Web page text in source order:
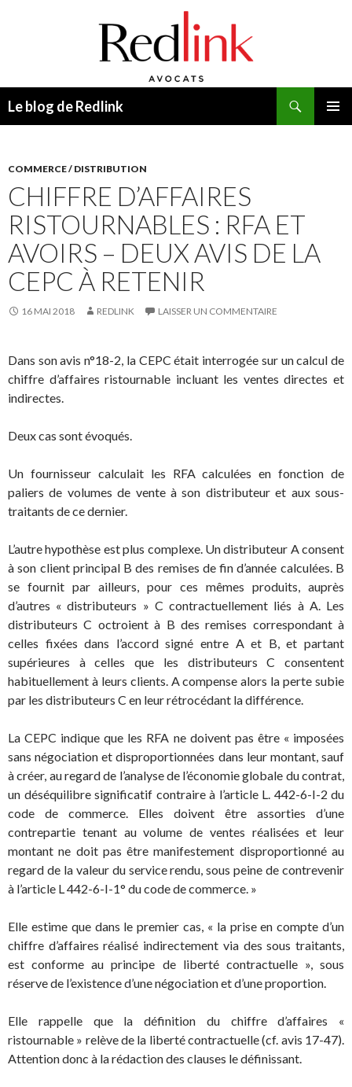
Le blog de Redlink
COMMERCE / DISTRIBUTION
CHIFFRE D’AFFAIRES
RISTOURNABLES : RFA ET
AVOIRS – DEUX AVIS DE LA
CEPC À RETENIR
16 MAI 2018 REDLINK LAISSER UN COMMENTAIRE
Dans son avis n°18-2, la CEPC était interrogée sur un calcul de
chiffre d’affaires ristournable incluant les ventes directes et
indirectes.
Deux cas sont évoqués.
Un fournisseur calculait les RFA calculées en fonction de
paliers de volumes de vente à son distributeur et aux sous-
traitants de ce dernier.
L’autre hypothèse est plus complexe. Un distributeur A consent
à son client principal B des remises de fin d’année calculées. B
se fournit par ailleurs, pour ces mêmes produits, auprès
d’autres « distributeurs » C contractuellement liés à A. Les
distributeurs C octroient à B des remises correspondant à
celles fixées dans l’accord signé entre A et B, et partant
supérieures à celles que les distributeurs C consentent
habituellement à leurs clients. A compense alors la perte subie
par les distributeurs C en leur rétrocédant la différence.
La CEPC indique que les RFA ne doivent pas être « imposées
sans négociation et disproportionnées dans leur montant, sauf
à créer, au regard de l’analyse de l’économie globale du contrat,
un déséquilibre significatif contraire à l’article L. 442-6-I-2 du
code de commerce. Elles doivent être assorties d’une
contrepartie tenant au volume de ventes réalisées et leur
montant ne doit pas être manifestement disproportionné au
regard de la valeur du service rendu, sous peine de contrevenir
à l’article L 442-6-I-1° du code de commerce. »
Elle estime que dans le premier cas, « la prise en compte d’un
chiffre d’affaires réalisé indirectement via des sous traitants,
est conforme au principe de liberté contractuelle », sous
réserve de l’existence d’une négociation et d’une proportion.
Elle rappelle que la définition du chiffre d’affaires «
ristournable » relève de la liberté contractuelle (cf. avis 17-47).
Attention donc à la rédaction des clauses le définissant.